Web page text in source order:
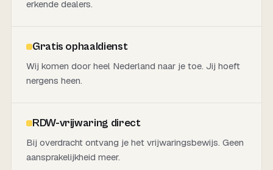
erkende dealers.
Gratis ophaaldienst
Wij komen door heel Nederland naar je toe. Jij hoeft
nergens heen.
RDW-vrijwaring direct
Bij overdracht ontvang je het vrijwaringsbewijs. Geen
aansprakelijkheid meer.